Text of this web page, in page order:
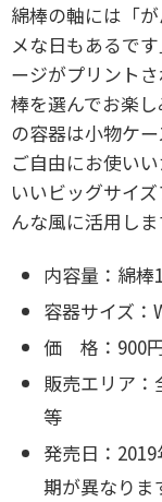
綿棒の軸には「
メな日もあるで
ージがプリント
棒を選んでお楽
の容器は小物ケ
ご自由にお使い
いいビッグサイ
んな風に活用しま
内容量：綿棒
容器サイズ
価 格：900円
販売エリア
等
発売日：
期が異なりま